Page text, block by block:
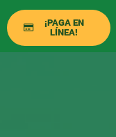
¡PAGA EN
LÍNEA!